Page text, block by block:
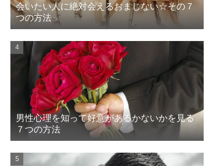
会いたい人に絶対会えるおまじない☆その７
つの方法
男性心理を知って好意があるかないかを見る
７つの方法